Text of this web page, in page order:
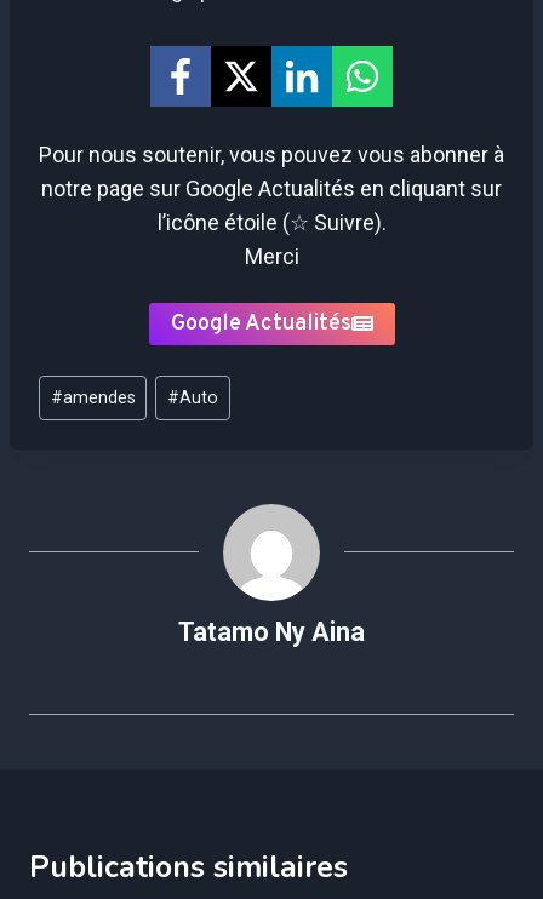
Pour nous soutenir, vous pouvez vous abonner à
notre page sur Google Actualités en cliquant sur
l’icône étoile (☆ Suivre).
Merci
Google Actualités
Étiquettes
de
#amendes #Auto
Tatamo Ny Aina
Publications similaires